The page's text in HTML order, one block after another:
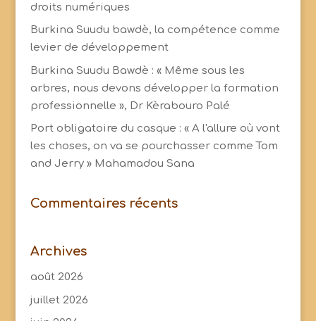
droits numériques
Burkina Suudu bawdè, la compétence comme
levier de développement
Burkina Suudu Bawdè : « Même sous les
arbres, nous devons développer la formation
professionnelle », Dr Kèrabouro Palé
Port obligatoire du casque : « A l'allure où vont
les choses, on va se pourchasser comme Tom
and Jerry » Mahamadou Sana
Commentaires récents
Archives
août 2026
juillet 2026